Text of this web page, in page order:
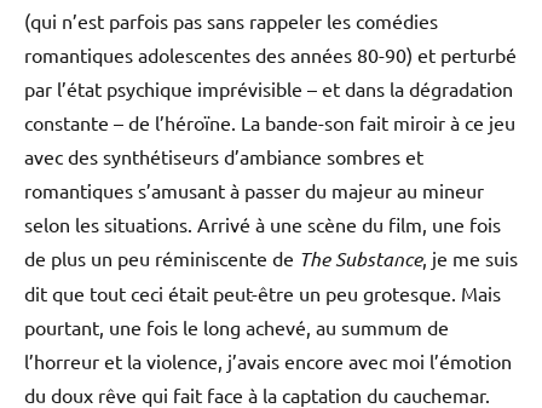
(qui n’est parfois pas sans rappeler les comédies
romantiques adolescentes des années 80-90) et perturbé
par l’état psychique imprévisible – et dans la dégradation
constante – de l’héroïne. La bande-son fait miroir à ce jeu
avec des synthétiseurs d’ambiance sombres et
romantiques s’amusant à passer du majeur au mineur
selon les situations. Arrivé à une scène du film, une fois
de plus un peu réminiscente de The Substance, je me suis
dit que tout ceci était peut-être un peu grotesque. Mais
pourtant, une fois le long achevé, au summum de
l’horreur et la violence, j’avais encore avec moi l’émotion
du doux rêve qui fait face à la captation du cauchemar.